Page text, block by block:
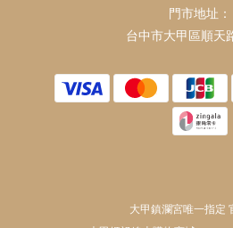
門市地址：
台中市大甲區順天
大甲鎮瀾宮唯一指定
中元代拜
👉
👉
地官赦罪
👉
吊飾